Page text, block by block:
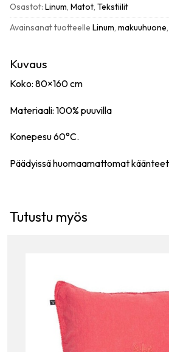
Osastot: Linum, Matot, Tekstiilit
Avainsanat tuotteelle Linum, makuuhuone,
Kuvaus
Koko: 80×160 cm
Materiaali: 100% puuvilla
Konepesu 60°C.
Päädyissä huomaamattomat
Tutustu myös